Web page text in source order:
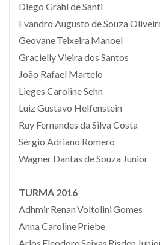
Diego Grahl de Santi
Evandro Augusto de Souza
Geovane Teixeira Manoel
Gracielly Vieira dos Santos
João Rafael Martelo
Lieges Caroline Sehn
Luiz Gustavo Helfenstein
Ruy Fernandes da Silva Costa
Sérgio Adriano Romero
Wagner Dantas de Souza Junior
TURMA 2016
Adhmir Renan Voltolini Gomes
Anna Caroline Priebe